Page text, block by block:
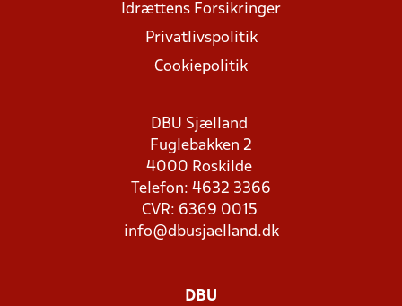
Idrættens Forsikringer
Privatlivspolitik
Cookiepolitik
DBU Sjælland
Fuglebakken 2
4000 Roskilde
Telefon: 4632 3366
CVR: 6369 0015
info@dbusjaelland.dk
DBU